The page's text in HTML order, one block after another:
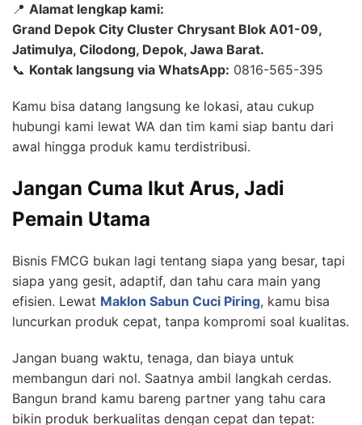
📍 Alamat lengkap kami:
Grand Depok City Cluster Chrysant Blok A01-09,
Jatimulya, Cilodong, Depok, Jawa Barat.
📞 Kontak langsung via WhatsApp: 0816-565-395
Kamu bisa datang langsung ke lokasi, atau cukup
hubungi kami lewat WA dan tim kami siap bantu dari
awal hingga produk kamu terdistribusi.
Jangan Cuma Ikut Arus, Jadi
Pemain Utama
Bisnis FMCG bukan lagi tentang siapa yang besar, tapi
siapa yang gesit, adaptif, dan tahu cara main yang
efisien. Lewat Maklon Sabun Cuci Piring, kamu bisa
luncurkan produk cepat, tanpa kompromi soal kualitas.
Jangan buang waktu, tenaga, dan biaya untuk
membangun dari nol. Saatnya ambil langkah cerdas.
Bangun brand kamu bareng partner yang tahu cara
bikin produk berkualitas dengan cepat dan tepat: